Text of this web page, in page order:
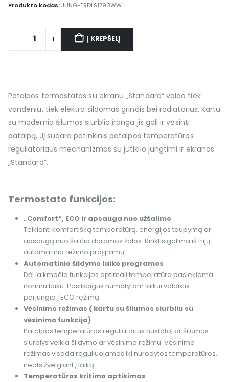
Produkto kodas:JUNG-TRDLS1790WW
Į KREPŠELĮ
Alternative:
Patalpos termostatas su ekranu „Standard“ valdo tiek
vandeniu, tiek elektra šildomas grindis bei radiatorius. Kartu
su modernia šilumos siurblio įranga jis gali ir vėsinti
patalpą. Jį sudaro potinkinis patalpos temperatūros
reguliatoriaus mechanizmas su jutiklio jungtimi ir ekranas
„Standard“.
Termostato funkcijos:
„Comfort“, ECO ir apsauga nuo užšalimo
Teikianti komfortišką temperatūrą, energijos taupymą ar
apsaugą nuo šalčio daromos žalos. Rinktis galima iš trijų
automatinio režimo programų.
Automatinio šildymo laiko programos
Dėl laikmačio funkcijos optimali temperatūra pasiekiama
norimu laiku. Pasibaigus numatytam laikui valdiklis
perjungia į ECO režimą.
Vėsinimo režimas ( kartu su šilumos siurbliu su
vėsinimo funkcija)
Patalpos temperatūros reguliatorius nustato, ar šilumos
siurblys veikia šildymo ar vėsinimo režimu. Vėsinimo
režimas visada reguliuojamas iki nurodytos temperatūros,
neatsižvelgiant į laiką.
Temperatūros kritimo aptikimas